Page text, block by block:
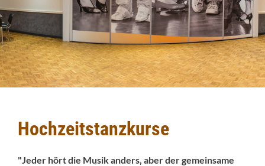
Hochzeitstanzkurse
"Jeder hört die Musik anders, aber der gemeinsame